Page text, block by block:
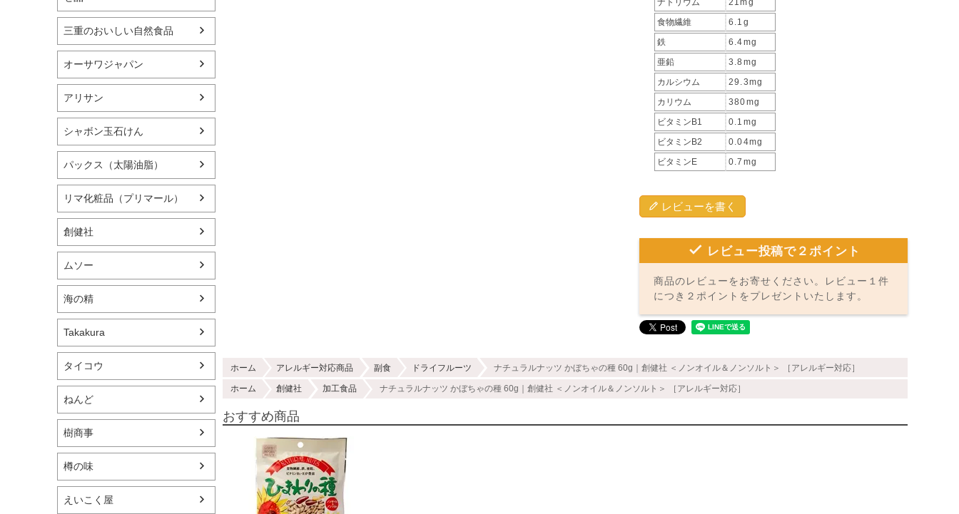
三重のおいしい自然食品
オーサワジャパン
アリサン
シャボン玉石けん
パックス（太陽油脂）
リマ化粧品（プリマール）
創健社
ムソー
海の精
Takakura
タイコウ
ねんど
樹商事
樽の味
えいこく屋
ナトリウム
21mg
食物繊維
6.1g
鉄
6.4mg
亜鉛
3.8mg
カルシウム
29.3mg
カリウム
380mg
ビタミンB1
0.1mg
ビタミンB2
0.04mg
ビタミンE
0.7mg
レビューを書く
レビュー投稿で２ポイント
商品のレビューをお寄せください。レビュー１件
につき２ポイントをプレゼントいたします。
ホーム アレルギー対応商品 副食 ドライフルーツ ナチュラルナッツ かぼちゃの種 60g｜創健社 ＜ノンオイル＆ノンソルト＞ ［アレルギー対応］
ホーム 創健社 加工食品 ナチュラルナッツ かぼちゃの種 60g｜創健社 ＜ノンオイル＆ノンソルト＞ ［アレルギー対応］
おすすめ商品